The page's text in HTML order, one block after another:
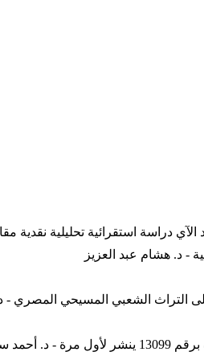
- د. هشام عبد العزيز
التراث الشعبي المسيحي المصري
العلا